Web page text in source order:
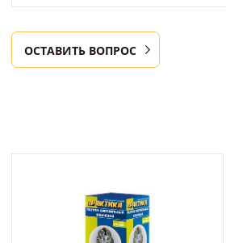
ОСТАВИТЬ ВОПРОС